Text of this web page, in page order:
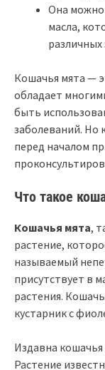
Она можно
масла,
различных
Кошачья мята —
обладает
быть
заболеваний. Но
перед началом
Что такое
Кошачья мята,
растение,
называемый
присутствует в
растения.
кустарник с
Издавна
Растение